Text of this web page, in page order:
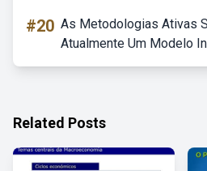
#20 As Metodologias Ativas
Atualmente Um Modelo
Related Posts